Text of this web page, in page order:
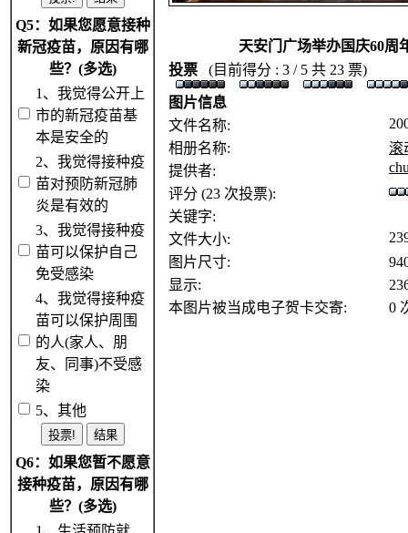
Q5：如果您愿意接种
新冠疫苗，原因有哪
些？(多选)
1、我觉得公开上
市的新冠疫苗基
本是安全的
2、我觉得接种疫
苗对预防新冠肺
炎是有效的
3、我觉得接种疫
苗可以保护自己
免受感染
4、我觉得接种疫
苗可以保护周围
的人(家人、朋
友、同事)不受感
染
5、其他
Q6：如果您暂不愿意
接种疫苗，原因有哪
些？(多选)
天安门广场举办国庆60周
投票
(目前得分 : 3 / 5 共 23 票)
图片信息
文件名称:
相册名称:
滚
提供者:
评分 (23 次投票):
关键字:
文件大小:
图片尺寸:
显示:
本图片被当成电子贺卡交寄:
0